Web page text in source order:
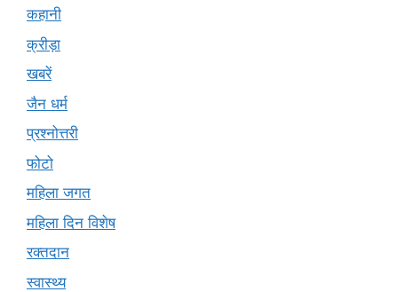
कहानी
क्रीड़ा
खबरें
जैन धर्म
प्रश्नोत्तरी
फोटो
महिला जगत
महिला दिन विशेष
रक्तदान
स्वास्थ्य